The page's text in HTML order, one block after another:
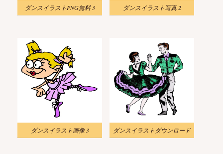
ダンスイラストPNG無料 3 ダンスイラスト写真 2
ダンスイラスト画像 3 ダンスイラストダウンロード